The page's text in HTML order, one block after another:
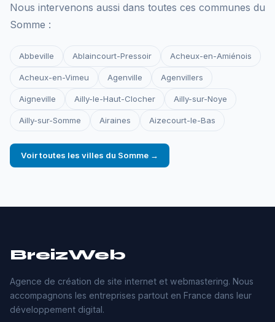
Nous intervenons aussi dans toutes ces communes du
Somme :
Abbeville Ablaincourt-Pressoir Acheux-en-Amiénois
Acheux-en-Vimeu Agenville Agenvillers
Aigneville Ailly-le-Haut-Clocher Ailly-sur-Noye
Ailly-sur-Somme Airaines Aizecourt-le-Bas
Voir toutes les villes du Somme →
BreizWeb
Agence de création de site internet et webmastering. Nous
accompagnons les entreprises partout en France dans leur
développement digital.